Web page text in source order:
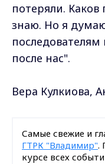
потеряли. Каков
знаю. Но я
после нас".
Вера Кулкиова,
Самые свежие и
ГТРК "Владимир".
курсе всех